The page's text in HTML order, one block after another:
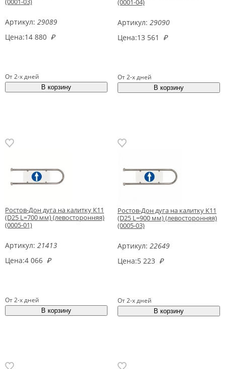
Артикул: 29089
Цена:14 880 ₽
От 2-х дней
(0001-04)
Артикул: 29090
Цена:13 561 ₽
От 2-х дней
Ростов-Дон дуга на калитку К11
(D25 L=700 мм) (левосторонняя)
(0005-01)
Артикул: 21413
Цена:4 066 ₽
От 2-х дней
Ростов-Дон дуга на калитку К11
(D25 L=900 мм) (левосторонняя)
(0005-03)
Артикул: 22649
Цена:5 223 ₽
От 2-х дней